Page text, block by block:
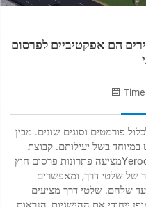
הם אפקטיביים לפרסום
פורמטים וסוגים שונים. מבין
במיוחד בשל יעילותם. קבוצת
מציעה פתרונות פרסום חוץ
של שלטי דרך, ומאפשרים
שלהם. שלטי דרך מציעים